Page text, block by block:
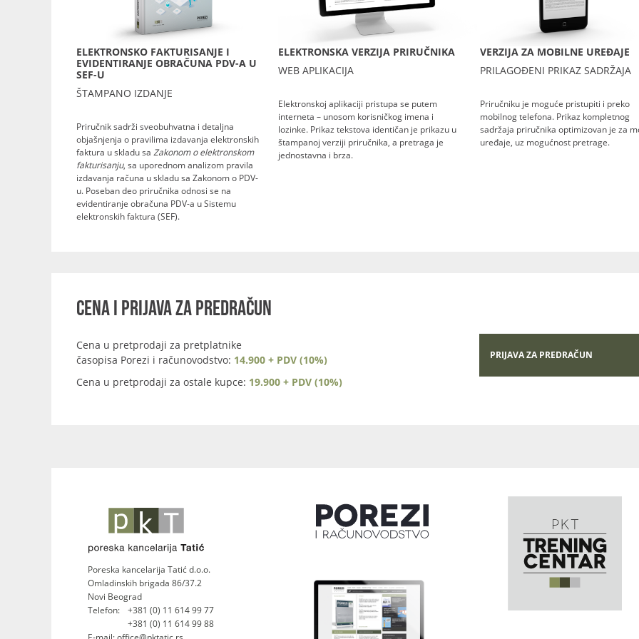
ELEKTRONSKO FAKTURISANJE I
EVIDENTIRANJE OBRAČUNA PDV-A U
SEF-U
ŠTAMPANO IZDANJE
Priručnik sadrži sveobuhvatna i detaljna
objašnjenja o pravilima izdavanja elektronskih
faktura u skladu sa Zakonom o elektronskom
fakturisanju, sa uporednom analizom pravila
izdavanja računa u skladu sa Zakonom o PDV-
u. Poseban deo priručnika odnosi se na
evidentiranje obračuna PDV-a u Sistemu
elektronskih faktura (SEF).
ELEKTRONSKA VERZIJA PRIRUČNIKA
WEB APLIKACIJA
Elektronskoj aplikaciji pristupa se putem
interneta – unosom korisničkog imena i
lozinke. Prikaz tekstova identičan je prikazu u
štampanoj verziji priručnika, a pretraga je
jednostavna i brza.
VERZIJA ZA MOBILNE UREĐAJE
PRILAGOĐENI PRIKAZ SADRŽAJA
Priručniku je moguće pristupiti i preko
mobilnog telefona. Prikaz kompletnog
sadržaja priručnika optimizovan je za
uređaje, uz mogućnost pretrage.
CENA I PRIJAVA ZA PREDRAČUN
Cena u pretprodaji za pretplatnike
časopisa Porezi i računovodstvo: 14.900 + PDV (10%)
Cena u pretprodaji za ostale kupce: 19.900 + PDV (10%)
PRIJAVA ZA PREDRAČUN
Poreska kancelarija Tatić d.o.o.
Omladinskih brigada 86/37.2
Novi Beograd
Telefon:
+381 (0) 11 614 99 77
+381 (0) 11 614 99 88